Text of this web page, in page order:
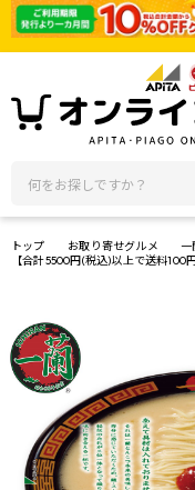
トップ お取り寄せグルメ 一
【合計5500円(税込)以上で送料100